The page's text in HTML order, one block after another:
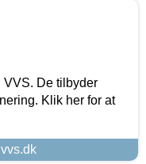
De tilbyder
Klik her for at